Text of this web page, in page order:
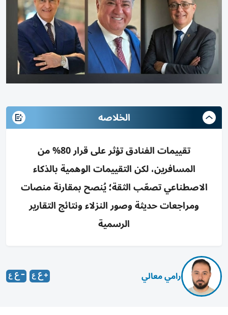
الخلاصه
تقييمات الفنادق تؤثر على قرار 80% من
المسافرين، لكن التقييمات الوهمية بالذكاء
الاصطناعي تصعّب الثقة؛ يُنصح بمقارنة منصات
ومراجعات حديثة وصور النزلاء ونتائج التقارير
الرسمية
رامي معالي